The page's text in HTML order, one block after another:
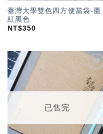
臺灣大學雙色四方便當袋-棗
紅黑色
NT$350
加入
「願
望輕
已售完